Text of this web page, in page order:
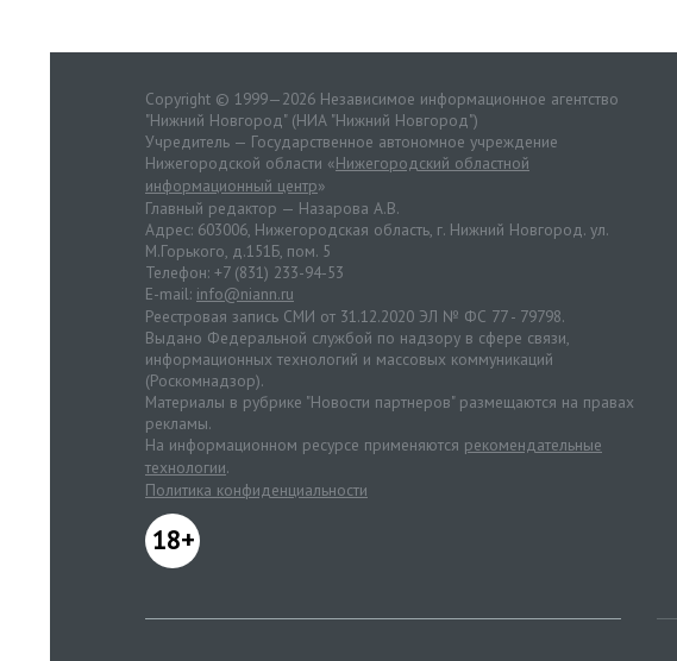
Copyright © 1999—2026 Независимое информационное агентство
"Нижний Новгород" (НИА "Нижний Новгород")
Учредитель — Государственное автономное учреждение
Нижегородской области «Нижегородский областной
информационный центр»
Главный редактор — Назарова А.В.
Адрес: 603006, Нижегородская область, г. Нижний Новгород. ул.
М.Горького, д.151Б, пом. 5
Телефон: +7 (831) 233-94-53
E-mail: info@niann.ru
Реестровая запись СМИ от 31.12.2020 ЭЛ № ФС 77 - 79798.
Выдано Федеральной службой по надзору в сфере связи,
информационных технологий и массовых коммуникаций
(Роскомнадзор).
Материалы в рубрике "Новости партнеров" размещаются на правах
рекламы.
На информационном ресурсе применяются рекомендательные
технологии.
Политика конфиденциальности
18+